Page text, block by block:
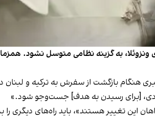
ونزوئلا، به گزینه نظامی متوسل نشود.
به‌شمار می‌رود، سه‌شنبه ۱۱ آذر، در نشست خبری هنگام بازگشت
[برای رسیدن به هدف] جست‌وجو شود.»
این تغییر هستند»، باید راه‌های دیگری